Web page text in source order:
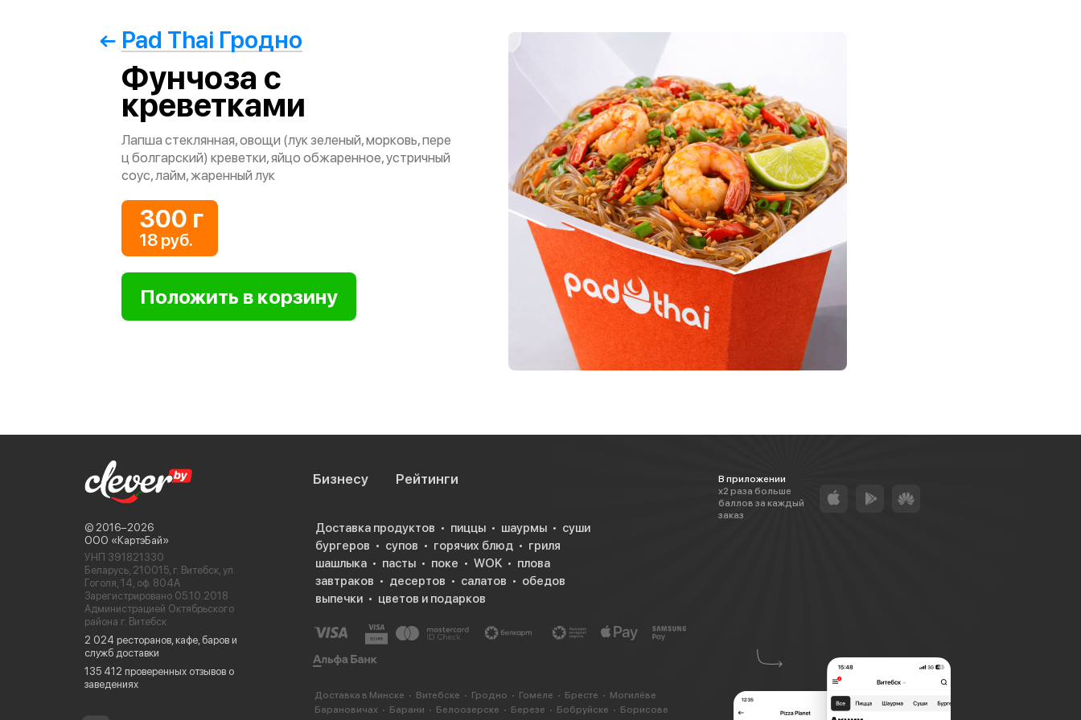
Pad Thai Гродно
Фунчоза с
креветками
Лапша стеклянная, овощи (лук зеленый, морковь, пере
ц болгарский) креветки, яйцо обжаренное, устричный
соус, лайм, жаренный лук
300 г
18 руб.
© 2016−2026
ООО «КартэБай»
УНП 391821330
Беларусь, 210015, г. Витебск, ул.
Гоголя, 14, оф. 804А
Зарегистрировано 05.10.2018
Администрацией Октябрьского
района г. Витебск
2 024 ресторанов, кафе, баров и
служб доставки
135 412 проверенных отзывов о
заведениях
Бизнесу Рейтинги
В приложении
х2 раза больше
баллов за каждый
заказ
Доставка продуктов пиццы шаурмы
суши
бургеров
супов горячих блюд
гриля
шашлыка
пасты поке WOK
плова
завтраков
десертов салатов
обедов
выпечки
цветов и подарков
Доставка в Минске Витебске Гродно Гомеле Бресте
Могилёве
Барановичах
Барани Белоозерске Березе Бобруйске
Борисове